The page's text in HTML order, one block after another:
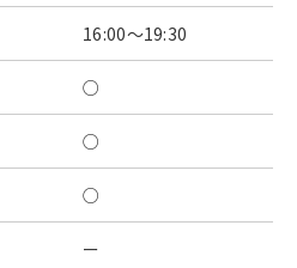
16:00～19:30
○
○
○
ー